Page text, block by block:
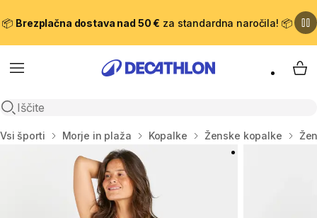
📦 Brezplačna dostava nad 50 € za standardna naročila! 📦
Meni
Odpri iskanje
Domov
Vsi športi Morje in plaža Kopalke Ženske kopalke